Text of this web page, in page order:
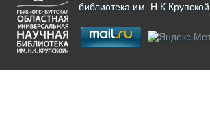
библиотека им. Н.К.Крупской